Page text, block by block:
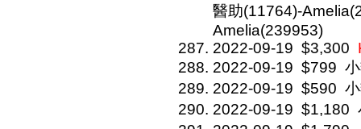
醫助(11764)-
Amelia(239953)
2022-09-19 $3,300
2022-09-19 $799
2022-09-19 $590
2022-09-19 $1,180